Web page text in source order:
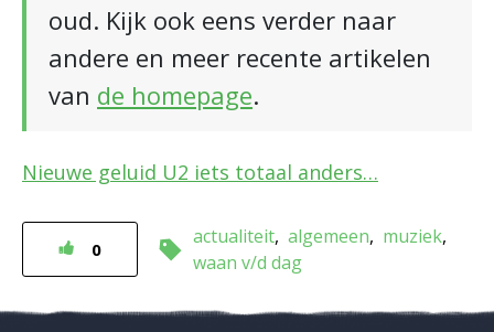
oud. Kijk ook eens verder naar
andere en meer recente artikelen
van de homepage.
Nieuwe geluid U2 iets totaal anders…
0
actualiteit algemeen
muziek
waan v/d dag